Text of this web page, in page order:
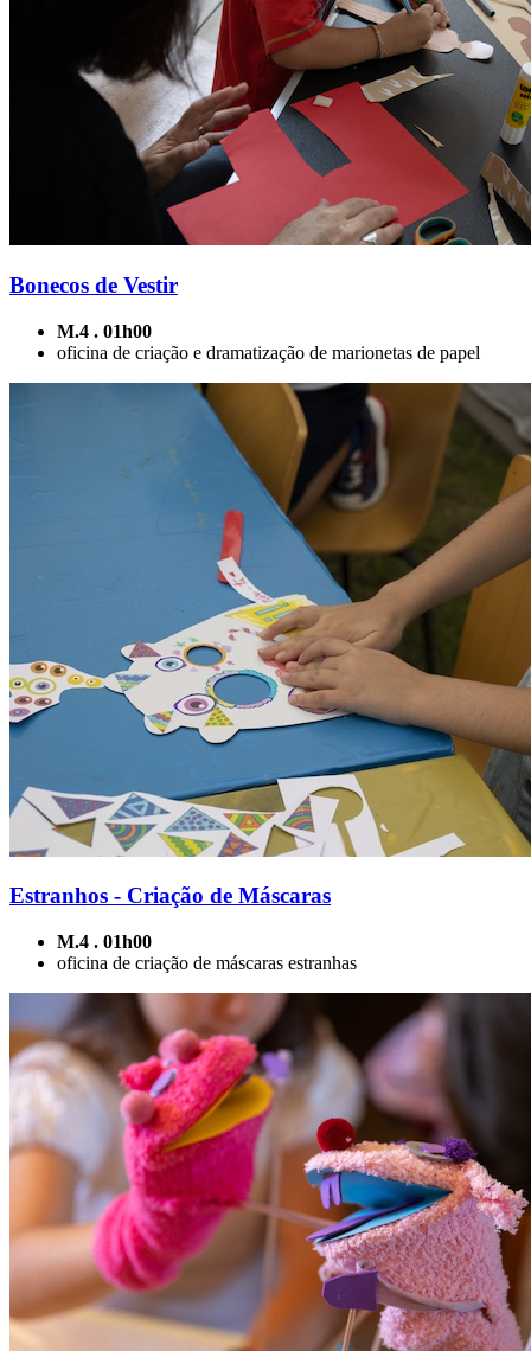
Bonecos de Vestir
M.4 . 01h00
oficina de criação e dramatização de marionetas de papel
Estranhos - Criação de Máscaras
M.4 . 01h00
oficina de criação de máscaras estranhas